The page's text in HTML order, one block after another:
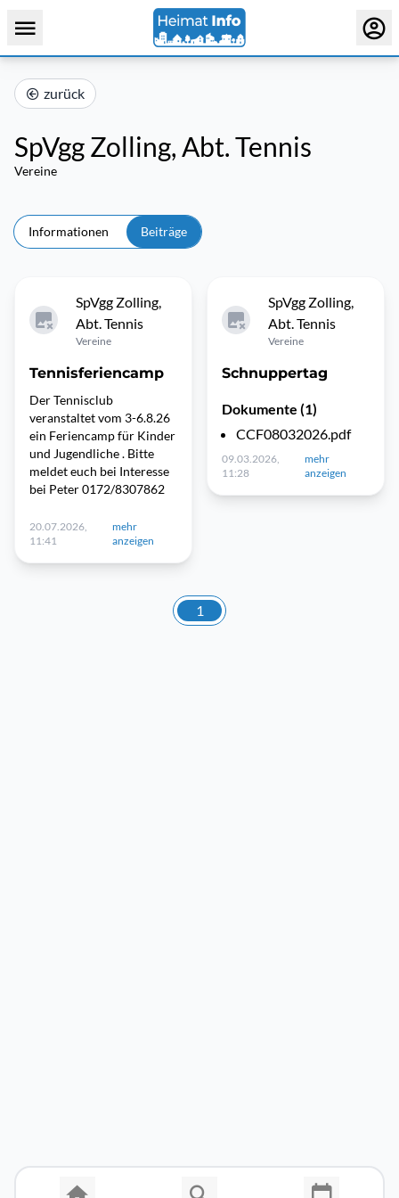
zurück
SpVgg Zolling, Abt. Tennis
Vereine
Informationen Beiträge
SpVgg Zolling,
Abt. Tennis
Vereine
Tennisferiencamp
Der Tennisclub
veranstaltet vom 3-6.8.26
ein Feriencamp für Kinder
und Jugendliche . Bitte
meldet euch bei Interesse
bei Peter 0172/8307862
20.07.2026,
11:41
mehr
anzeigen
SpVgg Zolling,
Abt. Tennis
Vereine
Schnuppertag
Dokumente (1)
CCF08032026.pdf
09.03.2026,
11:28
mehr
anzeigen
1